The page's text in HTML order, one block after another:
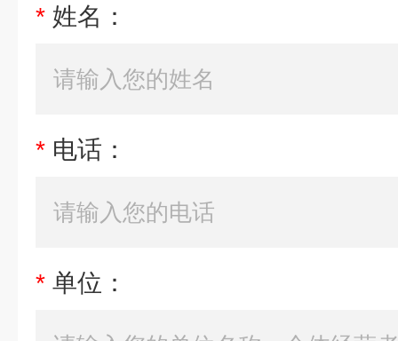
* 姓名：
* 电话：
* 单位：